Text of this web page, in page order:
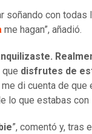
soñando con
me hagan”, añadió.
disfrutes de
di cuenta de
lo que estabas con
”, comentó y, tras